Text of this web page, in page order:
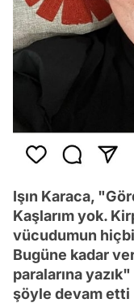
Işın Karaca,
Kaşlarım yok.
vücudumun
Bugüne kadar
paralarına
şöyle devam etti